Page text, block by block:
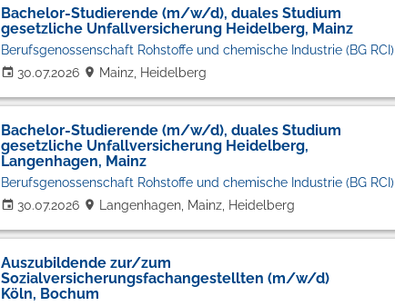
Bachelor-Studierende (m/w/d), duales Studium
gesetzliche Unfallversicherung Heidelberg, Mainz
30.07.2026
Berufsgenossenschaft Rohstoffe und chemische Industrie (BG RCI)
Mainz, Heidelberg
Bachelor-Studierende (m/w/d), duales Studium
gesetzliche Unfallversicherung Heidelberg,
Langenhagen, Mainz
30.07.2026
Berufsgenossenschaft Rohstoffe und chemische Industrie (BG RCI)
Langenhagen, Mainz, Heidelberg
Auszubildende zur/zum
Sozialversicherungsfachangestellten (m/w/d)
Köln, Bochum